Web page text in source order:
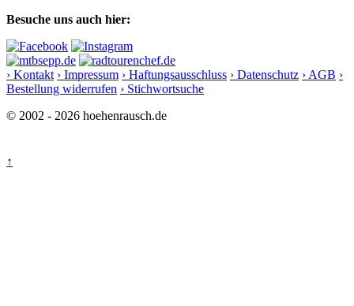
Besuche uns auch hier:
› Kontakt › Impressum › Haftungsausschluss › Datenschutz › AGB ›
Bestellung widerrufen › Stichwortsuche
© 2002 - 2026 hoehenrausch.de
↑